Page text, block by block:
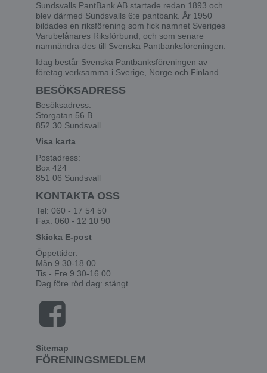
Sundsvalls PantBank AB startade redan 1893 och
blev därmed Sundsvalls 6:e pantbank. År 1950
bildades en riksförening som fick namnet Sveriges
Varubelånares Riksförbund, och som senare
namnändra-des till Svenska Pantbanksföreningen.
Idag består Svenska Pantbanksföreningen av
företag verksamma i Sverige, Norge och Finland.
BESÖKSADRESS
Besöksadress:
Storgatan 56 B
852 30 Sundsvall
Visa karta
Postadress:
Box 424
851 06 Sundsvall
KONTAKTA OSS
Tel: 060 - 17 54 50
Fax: 060 - 12 10 90
Skicka E-post
Öppettider:
Mån 9.30-18.00
Tis - Fre 9.30-16.00
Dag före röd dag: stängt
Sitemap
FÖRENINGSMEDLEM